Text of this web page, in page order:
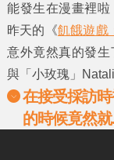
能發生在漫畫裡啦
昨天的《飢餓遊戲
意外竟然真的發
與「小玫瑰」
在接受採訪
的時候竟然就